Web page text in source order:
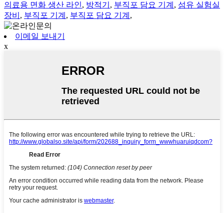
의료용 면화 생산 라인, 방적기 , 부직포 담요 기계 , 섬유 실험실
장비 , 부직포 기계 , 부직포 담요 기계 ,
이메일 보내기
x